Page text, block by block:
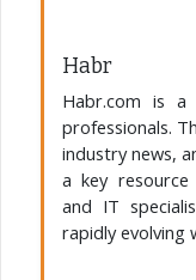
Habr
Habr.com is
professionals.
industry news,
a key
and IT
rapidly evolving